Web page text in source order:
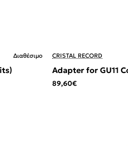
Διαθέσιμο CRISTAL RECORD
Adapter for GU11
89,60€